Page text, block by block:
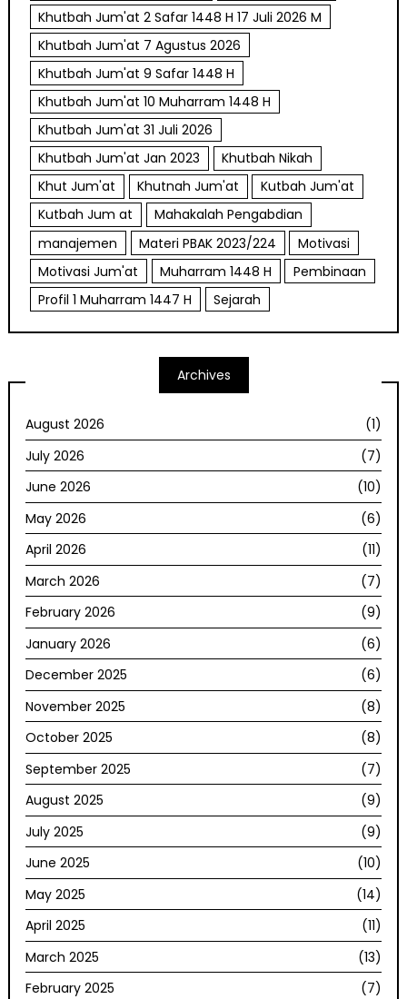
Khutbah Jum'at 2 Safar 1448 H 17 Juli 2026 M
Khutbah Jum'at 7 Agustus 2026
Khutbah Jum'at 9 Safar 1448 H
Khutbah Jum'at 10 Muharram 1448 H
Khutbah Jum'at 31 Juli 2026
Khutbah Jum'at Jan 2023
Khutbah Nikah
Khut Jum'at
Khutnah Jum'at
Kutbah Jum'at
Kutbah Jum at
Mahakalah Pengabdian
manajemen
Materi PBAK 2023/224
Motivasi
Motivasi Jum'at
Muharram 1448 H
Pembinaan
Profil 1 Muharram 1447 H
Sejarah
Archives
August 2026
(1)
July 2026
(7)
June 2026
(10)
May 2026
(6)
April 2026
(11)
March 2026
(7)
February 2026
(9)
January 2026
(6)
December 2025
(6)
November 2025
(8)
October 2025
(8)
September 2025
(7)
August 2025
(9)
July 2025
(9)
June 2025
(10)
May 2025
(14)
April 2025
(11)
March 2025
(13)
February 2025
(7)